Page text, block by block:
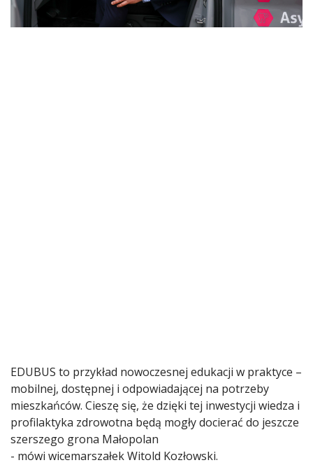
EDUBUS to przykład nowoczesnej edukacji w praktyce –
mobilnej, dostępnej i odpowiadającej na potrzeby
mieszkańców. Cieszę się, że dzięki tej inwestycji wiedza i
profilaktyka zdrowotna będą mogły docierać do jeszcze
szerszego grona Małopolan
- mówi wicemarszałek Witold Kozłowski.